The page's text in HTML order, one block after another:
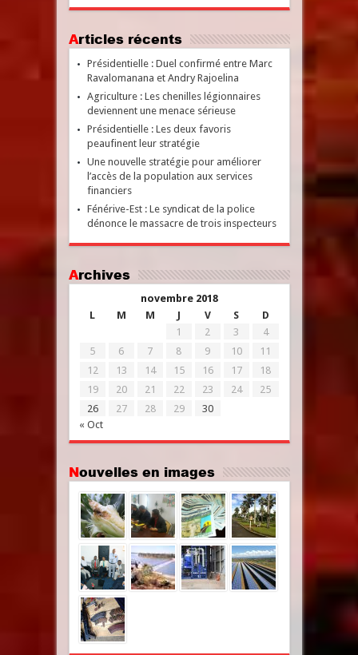
Articles récents
Présidentielle : Duel confirmé entre Marc
Ravalomanana et Andry Rajoelina
Agriculture : Les chenilles légionnaires
deviennent une menace sérieuse
Présidentielle : Les deux favoris
peaufinent leur stratégie
Une nouvelle stratégie pour améliorer
l’accès de la population aux services
financiers
Fénérive-Est : Le syndicat de la police
dénonce le massacre de trois inspecteurs
Archives
novembre 2018
L
M M J V S D
« Oct
1 2 3
4
5
6 7 8 9 10
11
12
13 14 15 16 17
18
19
20 21 22 23 24
25
26
27 28 29 30
Nouvelles en images